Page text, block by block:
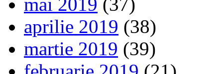
aprilie 2019 (38)
martie 2019 (39)